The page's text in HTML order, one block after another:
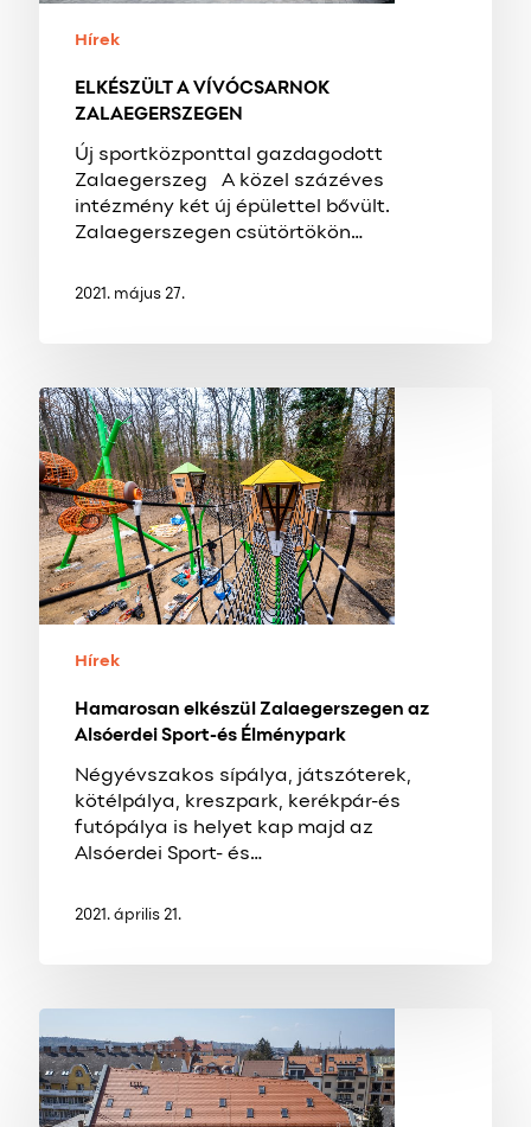
Hírek
ELKÉSZÜLT A VÍVÓCSARNOK
ZALAEGERSZEGEN
Új sportközponttal gazdagodott
Zalaegerszeg A közel százéves
intézmény két új épülettel bővült.
Zalaegerszegen csütörtökön…
2021. május 27.
Hamarosan
elkészül
Zalaegerszegen
az
Alsóerdei
Sport-
és
Élménypark
Hírek
Hamarosan elkészül Zalaegerszegen az
Alsóerdei Sport-és Élménypark
Négyévszakos sípálya, játszóterek,
kötélpálya, kreszpark, kerékpár-és
futópálya is helyet kap majd az
Alsóerdei Sport- és…
2021. április 21.
megjelenésű
piactér
készül